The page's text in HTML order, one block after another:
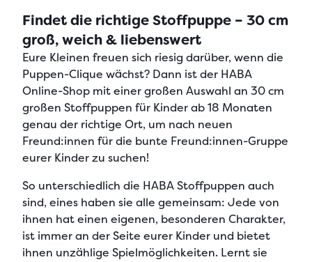
Findet die richtige Stoffpuppe – 30 cm
groß, weich & liebenswert
Eure Kleinen freuen sich riesig darüber, wenn die
Puppen-Clique wächst? Dann ist der HABA
Online-Shop mit einer großen Auswahl an 30 cm
großen Stoffpuppen für Kinder ab 18 Monaten
genau der richtige Ort, um nach neuen
Freund:innen für die bunte Freund:innen-Gruppe
eurer Kinderzu suchen!
So unterschiedlich die HABA Stoffpuppen auch
sind, eines haben sie alle gemeinsam: Jede von
ihnen hat einen eigenen, besonderen Charakter,
ist immer an der Seite eurer Kinder und bietet
ihnen unzählige Spielmöglichkeiten. Lernt sie